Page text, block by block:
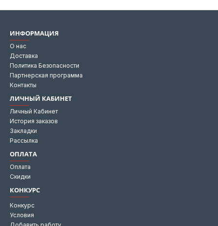
ИНФОРМАЦИЯ
О нас
Доставка
Политика Безопасности
Партнерская программа
Контакты
ЛИЧНЫЙ КАБИНЕТ
Личный Кабинет
История заказов
Закладки
Рассылка
ОПЛАТА
Оплата
Скидки
КОНКУРС
Конкурс
Условия